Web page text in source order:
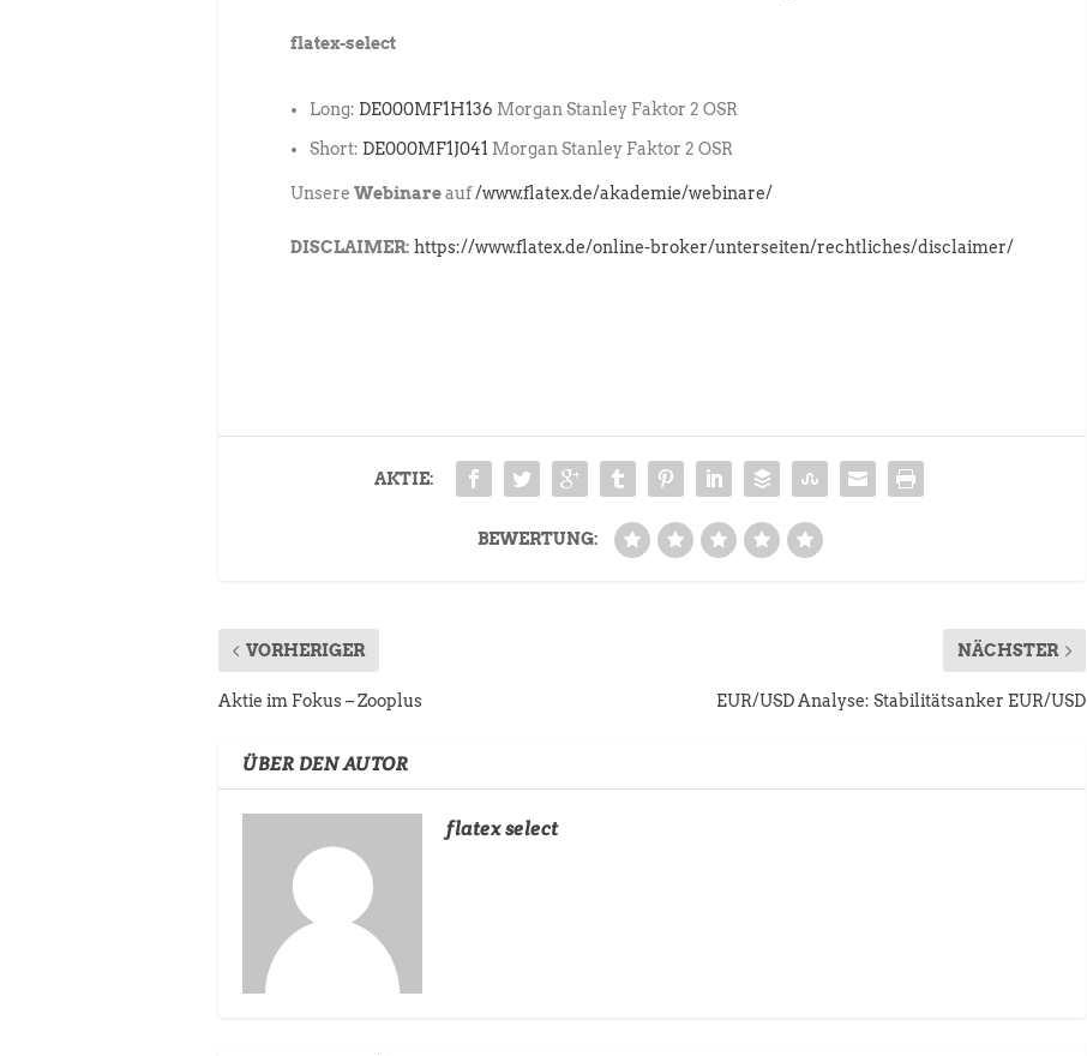
flatex-select
Long: DE000MF1H136 Morgan Stanley Faktor 2 OSR
Short: DE000MF1J041 Morgan Stanley Faktor 2 OSR
Unsere Webinareauf/www.flatex.de/akademie/webinare/
DISCLAIMER: https://www.flatex.de/online-broker/unterseiten/rechtliches/disclaimer/
AKTIE:
BEWERTUNG:
VORHERIGER
Aktie im Fokus – Zooplus
NÄCHSTER
EUR/USD Analyse: Stabilitätsanker EUR/USD
ÜBER DEN AUTOR
flatex select